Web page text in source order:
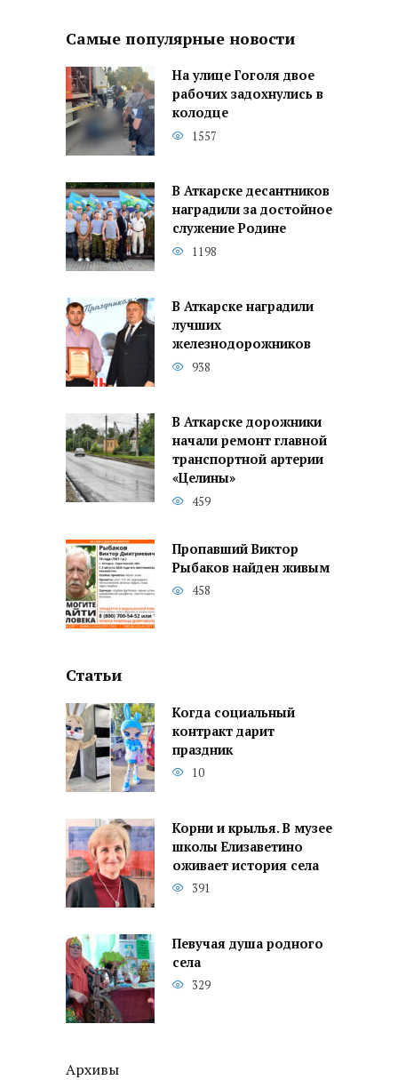
Самые популярные новости
На улице Гоголя двое
рабочих задохнулись в
колодце
1557
В Аткарске десантников
наградили за достойное
служение Родине
1198
В Аткарске наградили
лучших
железнодорожников
938
В Аткарске дорожники
начали ремонт главной
транспортной артерии
«Целины»
459
Пропавший Виктор
Рыбаков найден живым
458
Статьи
Когда социальный
контракт дарит
праздник
10
Корни и крылья. В музее
школы Елизаветино
оживает история села
391
Певучая душа родного
села
329
Архивы